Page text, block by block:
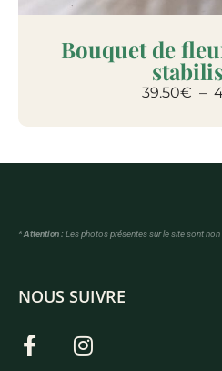
Bouquet de
39.50€ –
* Attention :Les photos présentes sur le site sont
NOUS SUIVRE